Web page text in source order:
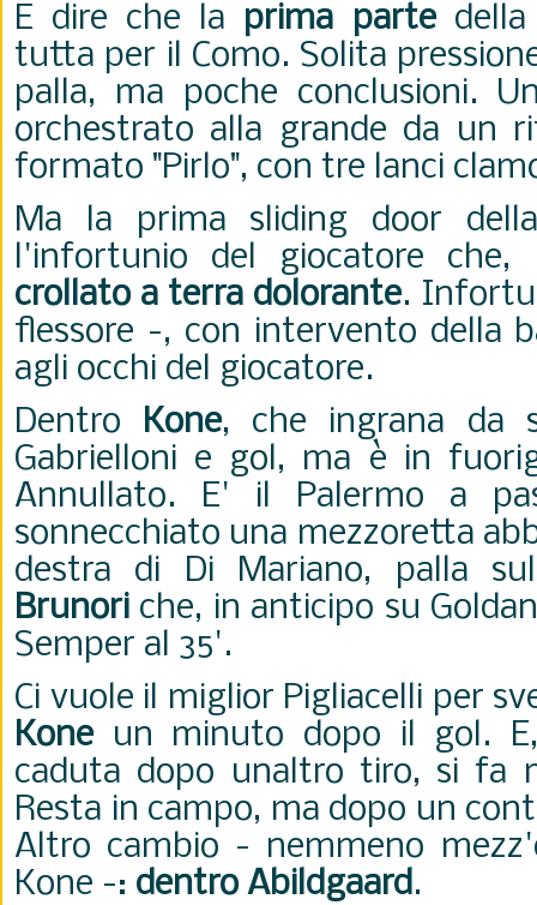
E dire che la prima parte
tutta per il Como. Solita
palla, ma poche conclusioni.
orchestrato alla grande da un
formato "Pirlo", con tre lanci
Ma la prima sliding door
l'infortunio del giocatore
crollato a terra dolorante.
flessore -, con intervento della
agli occhi del giocatore.
Dentro Kone, che ingrana da
Gabrielloni e gol, ma è in
Annullato. E' il Palermo a
sonnecchiato una mezzoretta
destra di Di Mariano, palla
Brunori che, in anticipo su
Semper al 35'.
Ci vuole il miglior Pigliacelli per
Koneun minuto dopo il gol. E,
caduta dopo unaltro tiro, si fa
Resta in campo, ma dopo un
Altro cambio - nemmeno
Kone -: dentro Abildgaard.